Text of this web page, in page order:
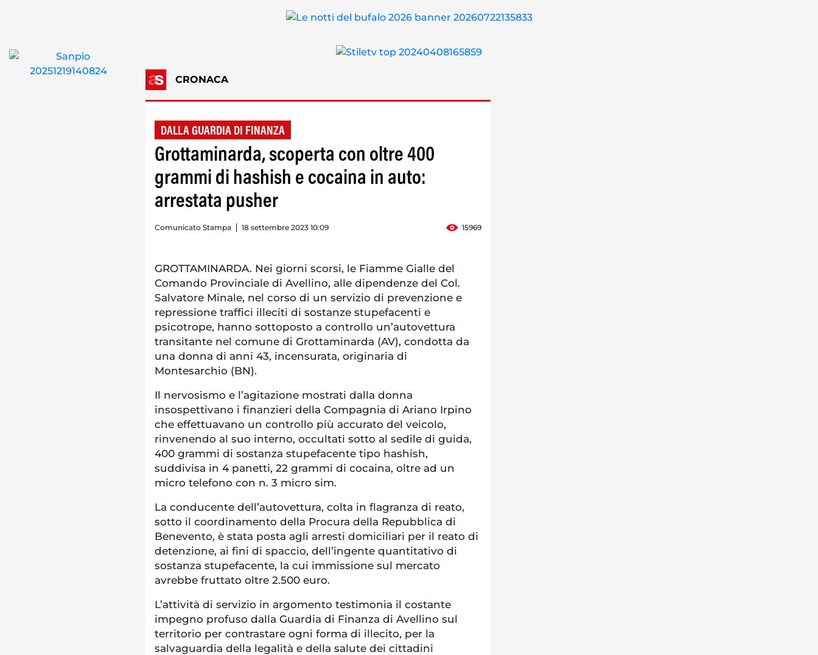
CRONACA
DALLA GUARDIA DI FINANZA
Grottaminarda, scoperta con oltre 400
grammi di hashish e cocaina in auto:
arrestata pusher
Comunicato Stampa 18 settembre 2023 10:09 15969
GROTTAMINARDA. Nei giorni scorsi, le Fiamme Gialle del
Comando Provinciale di Avellino, alle dipendenze del Col.
Salvatore Minale, nel corso di un servizio di prevenzione e
repressione traffici illeciti di sostanze stupefacenti e
psicotrope, hanno sottoposto a controllo un’autovettura
transitante nel comune di Grottaminarda (AV), condotta da
una donna di anni 43, incensurata, originaria di
Montesarchio (BN).
Il nervosismo e l’agitazione mostrati dalla donna
insospettivano i finanzieri della Compagnia di Ariano Irpino
che effettuavano un controllo più accurato del veicolo,
rinvenendo al suo interno, occultati sotto al sedile di guida,
400 grammi di sostanza stupefacente tipo hashish,
suddivisa in 4 panetti, 22 grammi di cocaina, oltre ad un
micro telefono con n. 3 micro sim.
La conducente dell’autovettura, colta in flagranza di reato,
sotto il coordinamento della Procura della Repubblica di
Benevento, è stata posta agli arresti domiciliari per il reato di
detenzione, ai fini di spaccio, dell’ingente quantitativo di
sostanza stupefacente, la cui immissione sul mercato
avrebbe fruttato oltre 2.500 euro.
L’attività di servizio in argomento testimonia il costante
impegno profuso dalla Guardia di Finanza di Avellino sul
territorio per contrastare ogni forma di illecito, per la
salvaguardia della legalità e della salute dei cittadini